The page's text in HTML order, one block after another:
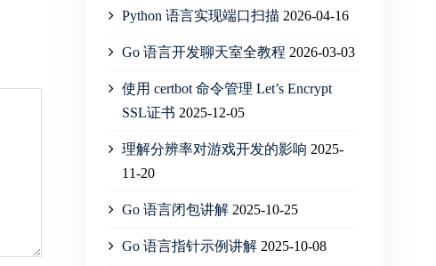
Python 语言实现端口扫描 2026-04-16
Go 语言开发聊天室全教程 2026-03-03
使用 certbot 命令管理 Let’s Encrypt
SSL证书 2025-12-05
理解分辨率对游戏开发的影响 2025-
11-20
Go 语言闭包讲解 2025-10-25
Go 语言指针示例讲解 2025-10-08